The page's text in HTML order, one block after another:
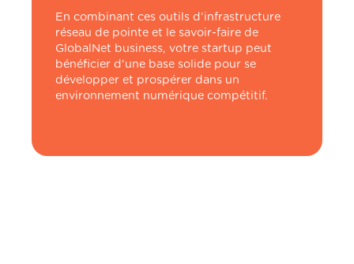
En combinant ces outils d’infrastructure
réseau de pointe et le savoir-faire de
GlobalNet business, votre startup peut
bénéficier d’une base solide pour se
développer et prospérer dans un
environnement numérique compétitif.